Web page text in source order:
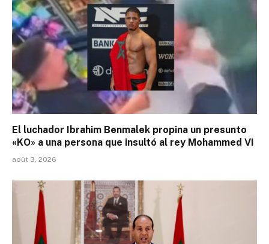
El luchador Ibrahim Benmalek propina un presunto
«KO» a una persona que insultó al rey Mohammed VI
août 3, 2026